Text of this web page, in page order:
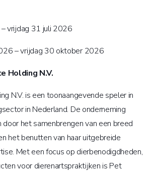
vrijdag 31 juli 2026
– vrijdag 30 oktober 2026
Holding N.V.
N.V. is een toonaangevende speler in
in Nederland. De onderneming
door het samenbrengen van een breed
het benutten van haar uitgebreide
Met een focus op dierbenodigdheden,
voor dierenartspraktijken is Pet